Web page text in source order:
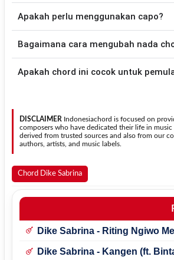
Down - Down - Up - Up - Down - Up
Rasa Pacar.
Apakah perlu menggunakan capo?
nada asli penyanyi, kamu dapat
kebutuhan.
Bagaimana cara mengubah nada
nada. Seluruh chord akan berubah secara otomatis tanpa mengubah lirik sehingga kamu dapat
Apakah chord ini cocok untuk
DISCLAIMER Indonesiachord is focused on
composers who have dedicated their life in
derived from trusted sources and also from our
authors, artists, and music labels.
Chord Dike Sabrina
Dike Sabrina - Riting Ngiwo
Dike Sabrina - Kangen (ft.